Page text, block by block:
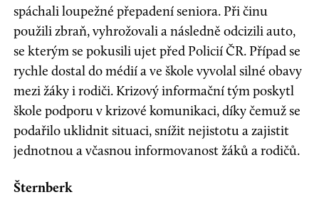
spáchali loupežné přepadení seniora. Při činu
použili zbraň, vyhrožovali a následně odcizili auto,
se kterým se pokusili ujet před Policií ČR. Případ se
rychle dostal do médií a ve škole vyvolal silné obavy
mezi žáky i rodiči. Krizový informační tým poskytl
škole podporu v krizové komunikaci, díky čemuž se
podařilo uklidnit situaci, snížit nejistotu a zajistit
jednotnou a včasnou informovanost žáků a rodičů.
Šternberk